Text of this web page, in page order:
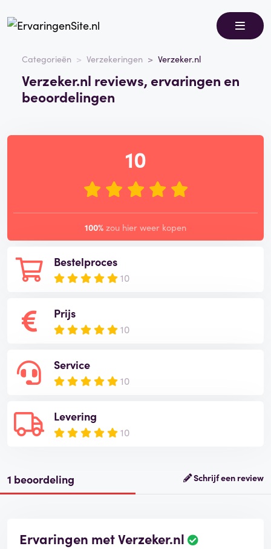
Categorieën Verzekeringen Verzeker.nl
Verzeker.nl reviews, ervaringen en
beoordelingen
Bestelproces
10
Prijs
10
Service
10
Levering
10
10
100% zou hier weer kopen
1 beoordeling Schrijf een review
Ervaringen met Verzeker.nl